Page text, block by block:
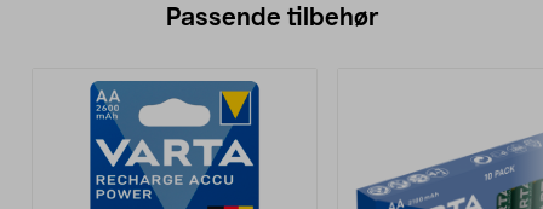
Passende tilbehør